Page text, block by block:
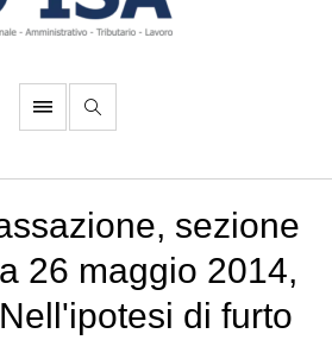
sezione
26 maggio 2014,
di furto